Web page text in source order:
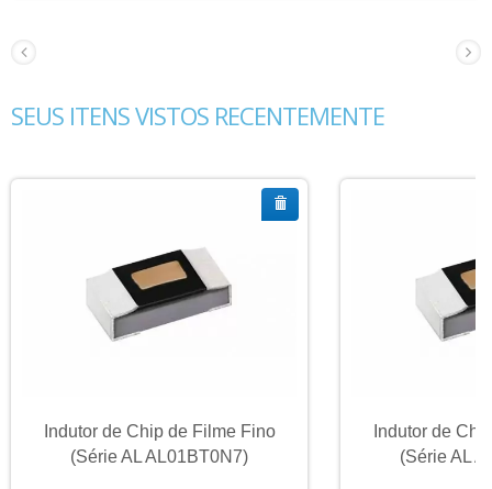
SEUS ITENS VISTOS RECENTEMENTE
Indutor de Chip de Filme Fino
(Série AL AL01BT0N7)
Indutor de
(Série AL